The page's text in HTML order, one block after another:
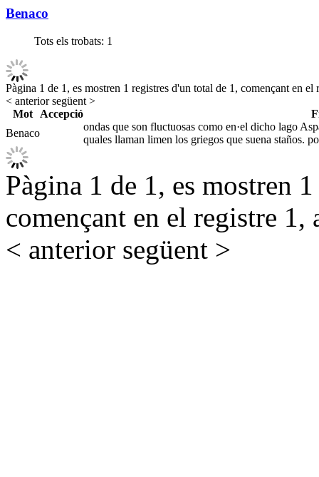
Benaco
Tots els trobats: 1
Pàgina 1 de 1, es mostren 1 registres d'un total de 1, començant en el
< anteriorsegüent >
Mot
Accepció
Benaco
ondas que son fluctuosas como en·el dicho lago
quales llaman limen los griegos que suena staños.
Pàgina 1 de 1, es mostren
començant en el registre 1,
< anterior següent >